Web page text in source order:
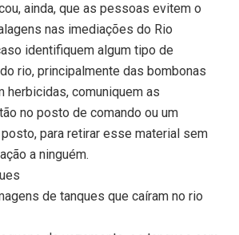
ainda, que as pessoas evitem o
nas imediações do Rio
identifiquem algum tipo de
rio, principalmente das bombonas
herbicidas, comuniquem as
no posto de comando ou um
para retirar esse material sem
a ninguém.
de tanques que caíram no rio